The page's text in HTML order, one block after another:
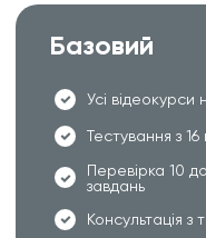
Базовий
Усі відеокурси
Тестування з 16
Перевірка 10
завдань
Консультація